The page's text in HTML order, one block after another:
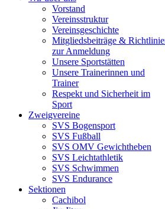
Vorstand
Vereinsstruktur
Vereinsgeschichte
Mitgliedsbeiträge &
zur Anmeldung
Unsere Sportstätten
Unsere Trainerinnen und
Trainer
Respekt und Sicherheit im
Sport
Zweigvereine
SVS Bogensport
SVS Fußball
SVS OMV Gewichtheben
SVS Leichtathletik
SVS Schwimmen
SVS Endurance
Sektionen
Cachibol